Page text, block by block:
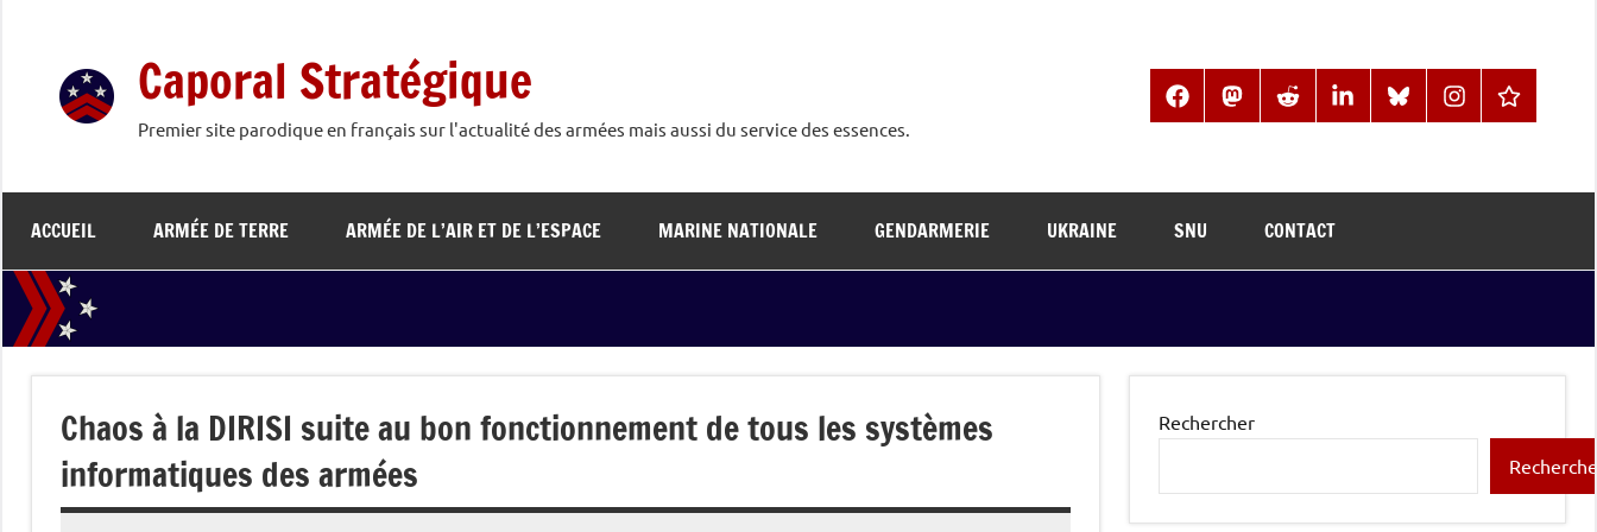
contenu
Caporal Stratégique
Premier site parodique en français sur l'actualité des armées mais aussi du service des essences.
FacebookMastodonReddit LinkedInBlueSkyInstagramThreads
ACCUEIL ARMÉE DE TERRE ARMÉE DE L’AIR ET DE L’ESPACE MARINE NATIONALE GENDARMERIE UKRAINE SNU CONTACT
Chaos à la DIRISI suite au bon fonctionnement de tous les systèmes
informatiques des armées
Rechercher